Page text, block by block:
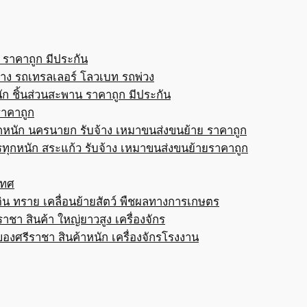
าคาถูก มีประกัน
รถเทรลเลอร์ โลวเบท รถพ่วง
ชิ้นส่วนสะพาน ราคาถูก มีประกัน
คาถูก
นัก นครนายก รับจ้าง เหมาขนส่งขนย้าย ราคาถูก
กหนัก สระแก้ว รับจ้าง เหมาขนส่งขนย้ายราคาถูก
ศ
ทราย เคลื่อนย้ายสัตว์ พืชผลทางการเกษตร
ชา สินค้า ใหญ่ยาวสูง เครื่องจักร
งศรีราชา สินค้าหนัก เครื่องจักรโรงงาน